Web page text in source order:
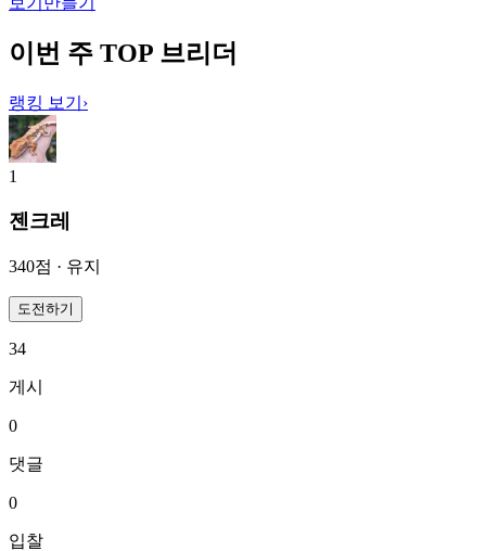
이번 주 TOP 브리더
랭킹 보기 ›
1
젠크레
340점 · 유지
도전하기
34
게시
0
댓글
0
입찰